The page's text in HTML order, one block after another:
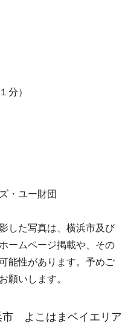
分）
・ユー財団
した写真は、横浜市及び
ームページ掲載や、その
能性があります。予めご
願いします。
市 よこはまベイエリア